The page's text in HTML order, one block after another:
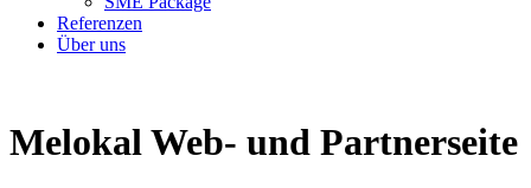
Referenzen
Über uns
Melokal Web- und Partnerseite